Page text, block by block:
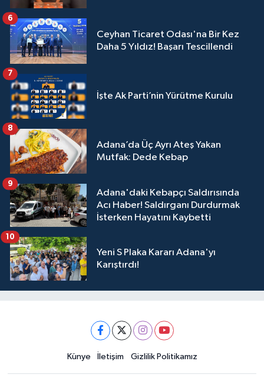
Ceyhan Ticaret Odası'na Bir Kez
Daha 5 Yıldız! Başarı Tescillendi
6
İşte Ak Parti’nin Yürütme Kurulu
7
Adana’da Üç Ayrı Ateş Yakan
Mutfak: Dede Kebap
8
Adana'daki Kebapçı Saldırısında
Acı Haber! Saldırganı Durdurmak
İsterken Hayatını Kaybetti
9
Yeni S Plaka Kararı Adana'yı
Karıştırdı!
10
Künye İletişim Gizlilik Politikamız